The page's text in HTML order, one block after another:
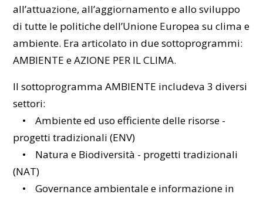
all’attuazione, all’aggiornamento e allo sviluppo
di tutte le politiche dell’Unione Europea su clima e
ambiente. Era articolato in due sottoprogrammi:
AMBIENTE e AZIONE PER IL CLIMA.
Il sottoprogramma AMBIENTE includeva 3 diversi
settori:
• Ambiente ed uso efficiente delle risorse -
progetti tradizionali (ENV)
• Natura e Biodiversità - progetti tradizionali
(NAT)
• Governance ambientale e informazione in